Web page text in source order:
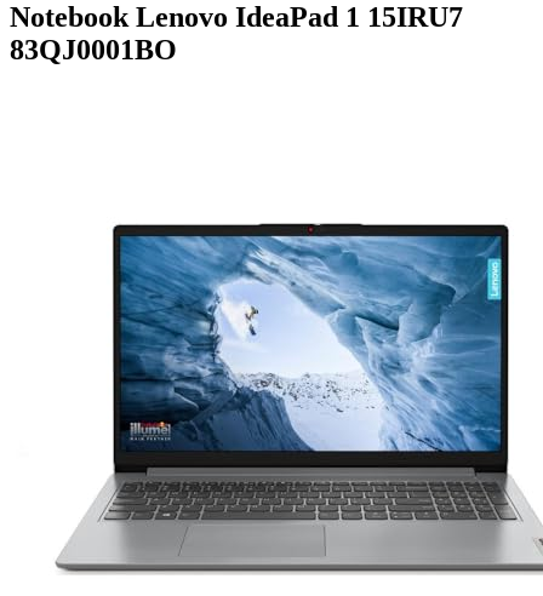
Notebook Lenovo IdeaPad 1 15IRU7
83QJ0001BO